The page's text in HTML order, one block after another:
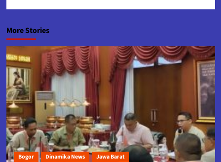
More Stories
Bogor Dinamika News Jawa Barat